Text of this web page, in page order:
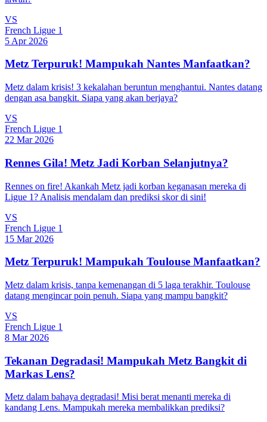
VS
French Ligue 1
5 Apr 2026
Metz Terpuruk! Mampukah Nantes Manfaatkan?
Metz dalam krisis! 3 kekalahan beruntun menghantui. Nantes datang
dengan asa bangkit. Siapa yang akan berjaya?
VS
French Ligue 1
22 Mar 2026
Rennes Gila! Metz Jadi Korban Selanjutnya?
Rennes on fire! Akankah Metz jadi korban keganasan mereka di
Ligue 1? Analisis mendalam dan prediksi skor di sini!
VS
French Ligue 1
15 Mar 2026
Metz Terpuruk! Mampukah Toulouse Manfaatkan?
Metz dalam krisis, tanpa kemenangan di 5 laga terakhir. Toulouse
datang mengincar poin penuh. Siapa yang mampu bangkit?
VS
French Ligue 1
8 Mar 2026
Tekanan Degradasi! Mampukah Metz Bangkit di
Markas Lens?
Metz dalam bahaya degradasi! Misi berat menanti mereka di
kandang Lens. Mampukah mereka membalikkan prediksi?